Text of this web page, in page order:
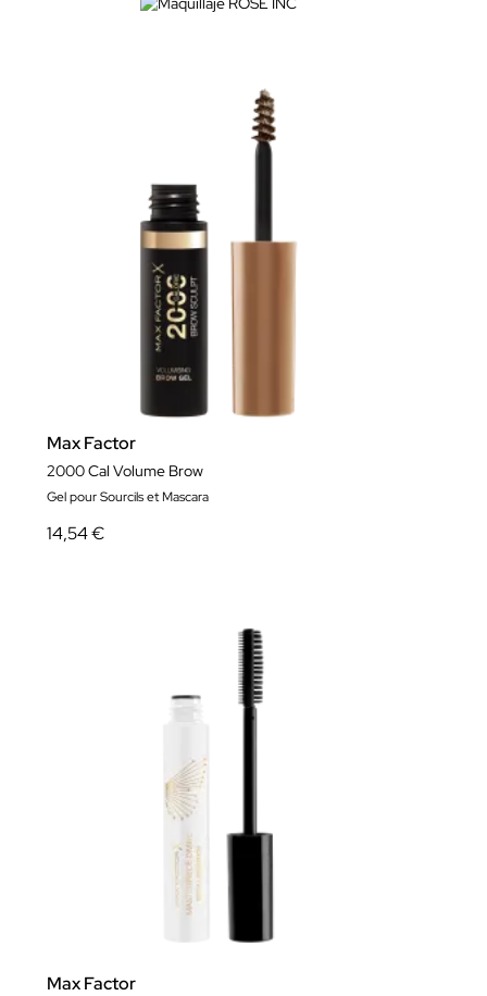
Max Factor
2000 Cal Volume Brow
Gel pour Sourcils et Mascara
14,54 €
Max Factor